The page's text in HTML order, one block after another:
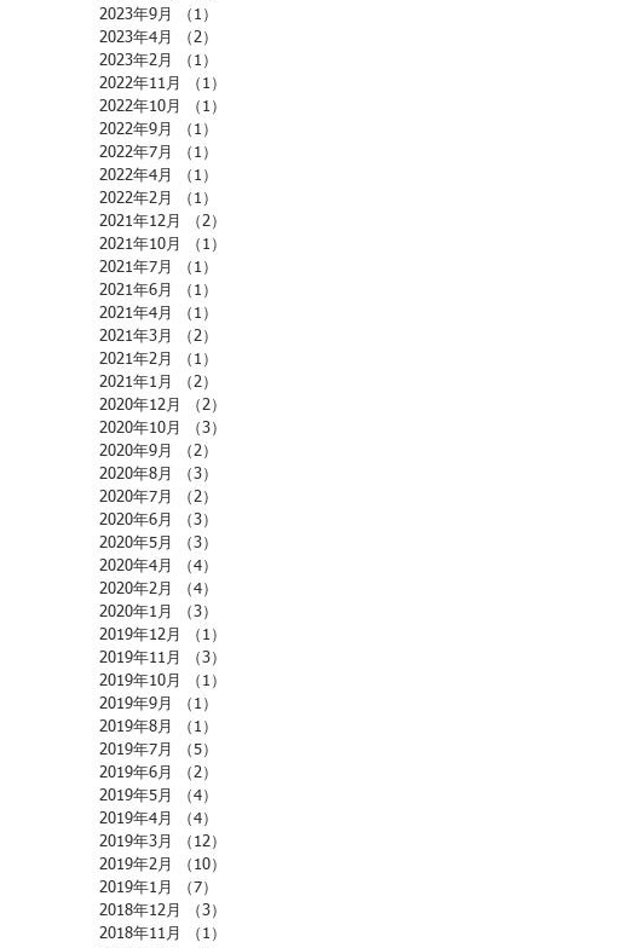
2023年9月
（1）
2023年4月
（2）
2023年2月
（1）
2022年11月
（1）
2022年10月
（1）
2022年9月
（1）
2022年7月
（1）
2022年4月
（1）
2022年2月
（1）
2021年12月
（2）
2021年10月
（1）
2021年7月
（1）
2021年6月
（1）
2021年4月
（1）
2021年3月
（2）
2021年2月
（1）
2021年1月
（2）
2020年12月
（2）
2020年10月
（3）
2020年9月
（2）
2020年8月
（3）
2020年7月
（2）
2020年6月
（3）
2020年5月
（3）
2020年4月
（4）
2020年2月
（4）
2020年1月
（3）
2019年12月
（1）
2019年11月
（3）
2019年10月
（1）
2019年9月
（1）
2019年8月
（1）
2019年7月
（5）
2019年6月
（2）
2019年5月
（4）
2019年4月
（4）
2019年3月
（12）
2019年2月
（10）
2019年1月
（7）
2018年12月
（3）
2018年11月
（1）